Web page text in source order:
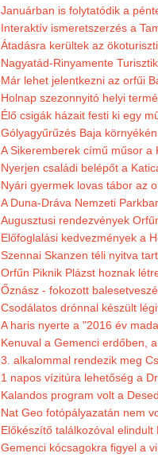
Januárban is folytatódik a
Interaktív ismeretszerzés a
Átadásra kerültek az
Nagyatád-Rinyamente
Már lehet jelentkezni az orfűi
Holnap szezonnyitó helyi
Élő csigák házait festi ki egy
Gólyagyűrűzés Baja
A Sikeremberek című műsor a
Nyerjen családi belépőt a
Nyári gyermek lovas tábor az
A Duna-Dráva Nemzeti
Augusztusi rendezvények
Előfoglalási kedvezmények a
Szennai Skanzen téli nyitva
Orfűn Piknik Plázst hoznak
Őznász - fokozott
Csodálatos drónnal készült
A haris nyerte a "2016 év
Kenuval a Gemenci erdőben,
3. alkalommal rendezik meg
1 napos vízitúra lehetőség a
Kalandos program volt a
Nat Geo fotópályazatán nem
Előkészítő találkozóval
Gemenci kócsagokra figyel a